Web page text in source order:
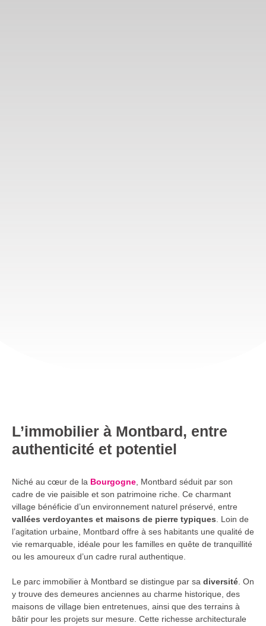
L’immobilier à Montbard, entre
authenticité et potentiel
Niché au cœur de la Bourgogne, Montbard séduit par son
cadre de vie paisible et son patrimoine riche. Ce charmant
village bénéficie d’un environnement naturel préservé, entre
vallées verdoyantes et maisons de pierre typiques. Loin de
l’agitation urbaine, Montbard offre à ses habitants une qualité de
vie remarquable, idéale pour les familles en quête de tranquillité
ou les amoureux d’un cadre rural authentique.
Le parc immobilier à Montbard se distingue par sa diversité. On
y trouve des demeures anciennes au charme historique, des
maisons de village bien entretenues, ainsi que des terrains à
bâtir pour les projets sur mesure. Cette richesse architecturale